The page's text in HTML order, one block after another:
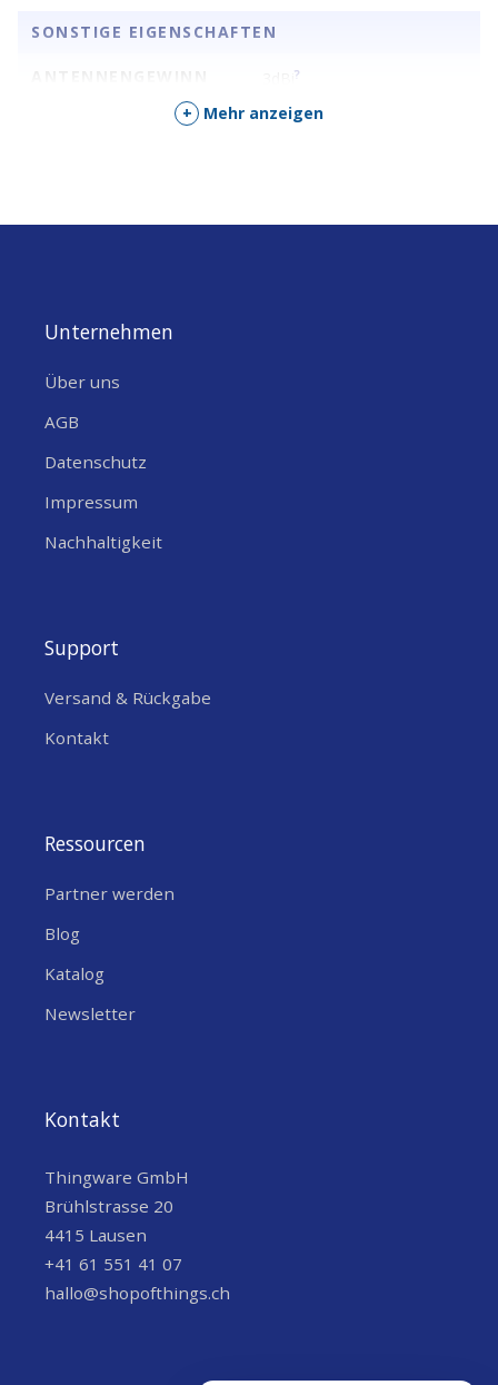
SONSTIGE EIGENSCHAFTEN
?
+ Mehr anzeigen
Unternehmen
Über uns
AGB
Datenschutz
Impressum
Nachhaltigkeit
Support
Versand & Rückgabe
Kontakt
Ressourcen
Partner werden
Blog
Katalog
Newsletter
Kontakt
Thingware GmbH
Brühlstrasse 20
4415 Lausen
+41 61 551 41 07
hallo@shopofthings.ch